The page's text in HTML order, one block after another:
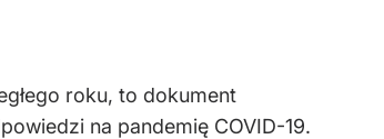
roku, to dokument
na pandemię COVID-19.